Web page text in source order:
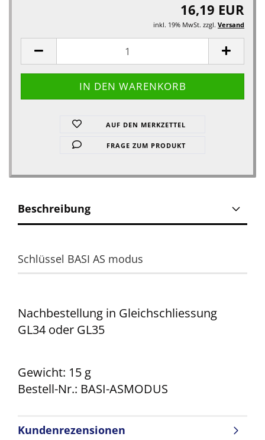
16,19 EUR
inkl. 19% MwSt. zzgl. Versand
AUF DEN MERKZETTEL
FRAGE ZUM PRODUKT
Beschreibung
Schlüssel BASI AS modus
Nachbestellung in Gleichschliessung
GL34 oder GL35
Gewicht: 15 g
Bestell-Nr.: BASI-ASMODUS
Kundenrezensionen